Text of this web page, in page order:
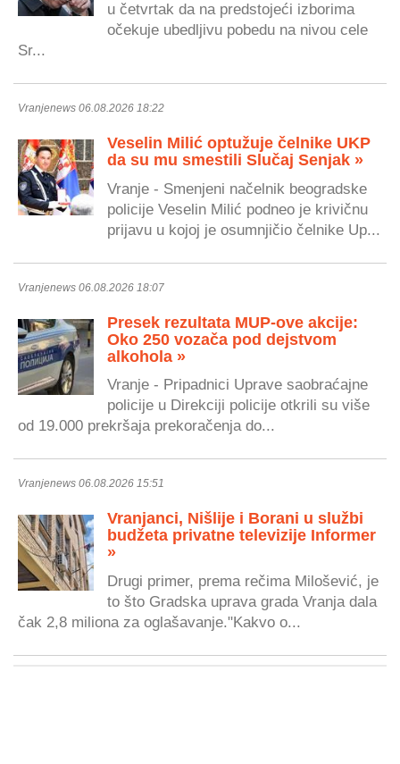
u četvrtak da na predstojeći izborima
očekuje ubedljivu pobedu na nivou cele
Sr...
Vranjenews 06.08.2026 18:22
Veselin Milić optužuje čelnike UKP
da su mu smestili Slučaj Senjak »
Vranje - Smenjeni načelnik beogradske
policije Veselin Milić podneo je krivičnu
prijavu u kojoj je osumnjičio čelnike Up...
Vranjenews 06.08.2026 18:07
Presek rezultata MUP-ove akcije:
Oko 250 vozača pod dejstvom
alkohola »
Vranje - Pripadnici Uprave saobraćajne
policije u Direkciji policije otkrili su više
od 19.000 prekršaja prekoračenja do...
Vranjenews 06.08.2026 15:51
Vranjanci, Nišlije i Borani u službi
budžeta privatne televizije Informer
»
Drugi primer, prema rečima Milošević, je
to što Gradska uprava grada Vranja dala
čak 2,8 miliona za oglašavanje."Kakvo o...